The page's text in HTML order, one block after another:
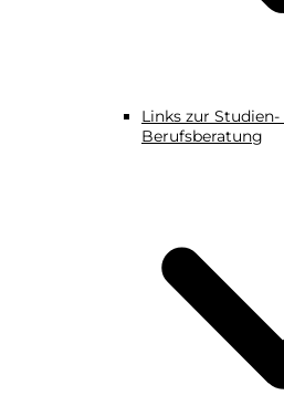
Links zur
Berufsberatung